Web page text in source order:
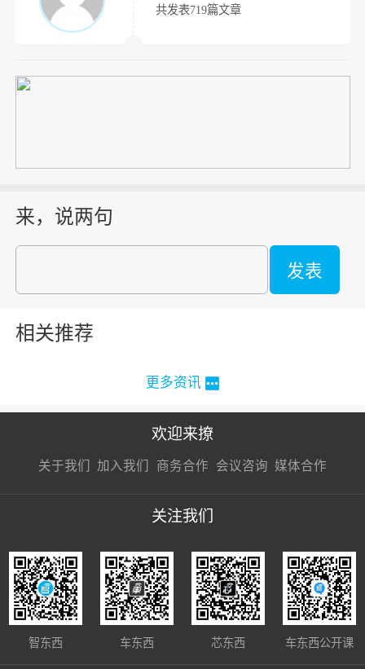
共发表719篇文章
来，说两句
发表
相关推荐
更多资讯
欢迎来撩
关于我们 加入我们
接扔简历
商务合作
接开聊
会议咨询 媒体合作
接开聊
关注我们
智东西 车东西 芯东西 车东西公开课